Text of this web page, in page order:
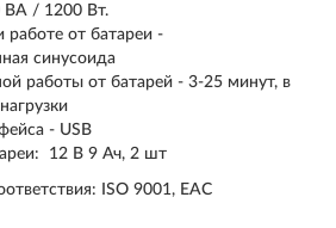
/ 1200 Вт.
от батареи -
синусоида
работы от батарей - 3-25 минут, в
- USB
12 В 9 Ач, 2 шт
ISO 9001, ЕАС